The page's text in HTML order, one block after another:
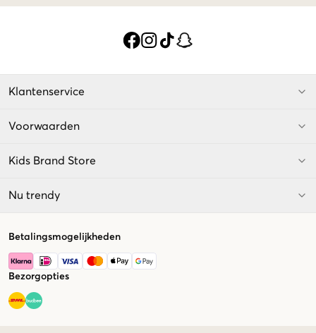
Klantenservice
Voorwaarden
Kids Brand Store
Nu trendy
Betalingsmogelijkheden
Bezorgopties